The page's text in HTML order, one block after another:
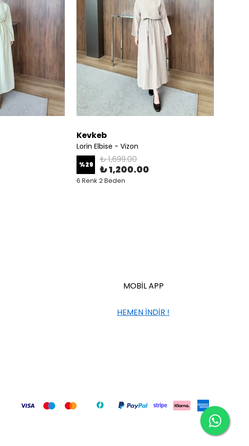
Kevkeb
Lorin Elbise - Vizon
%29 ₺ 1,699.00
₺ 1,200.00
6 Renk 2 Beden
MOBİL APP
HEMEN İNDİR !